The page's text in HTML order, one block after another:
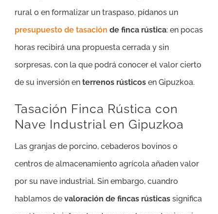
rural o en formalizar un traspaso, pídanos un
presupuesto de tasación de finca rústica: en pocas
horas recibirá una propuesta cerrada y sin
sorpresas, con la que podrá conocer el valor cierto
de su inversión en terrenos rústicos en Gipuzkoa.
Tasación Finca Rústica con
Nave Industrial en Gipuzkoa
Las granjas de porcino, cebaderos bovinos o
centros de almacenamiento agrícola añaden valor
por su nave industrial. Sin embargo, cuandro
hablamos de valoración de fincas rústicas significa